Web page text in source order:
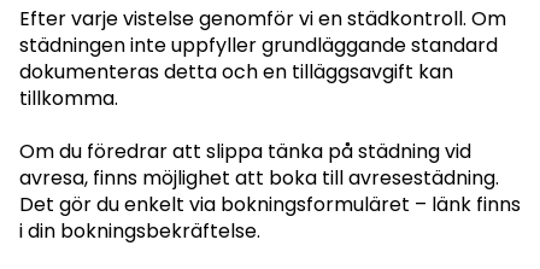
Efter varje vistelse genomför vi en städkontroll. Om
städningen inte uppfyller grundläggande standard
dokumenteras detta och en tilläggsavgift kan
tillkomma.
Om du föredrar att slippa tänka på städning vid
avresa, finns möjlighet att boka till avresestädning.
Det gör du enkelt via bokningsformuläret – länk finns
i din bokningsbekräftelse.